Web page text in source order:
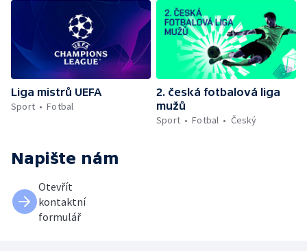
Liga mistrů UEFA
Sport
Fotbal
2. česká fotbalová liga
mužů
Sport
Fotbal Český
Napište nám
Otevřít
kontaktní
formulář